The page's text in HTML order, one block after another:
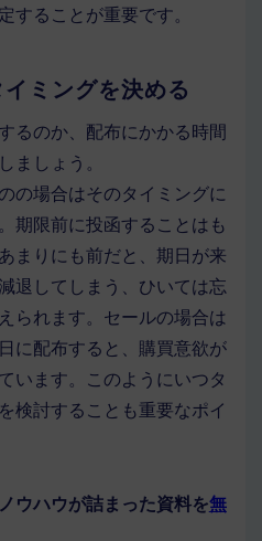
することが重要です。
ミングを決める
るのか、配布にかかる時間
ましょう。
の場合はそのタイミングに
期限前に投函することはも
まりにも前だと、期日が来
退してしまう、ひいては忘
られます。セールの場合は
に配布すると、購買意欲が
います。このようにいつタ
検討することも重要なポイ
ウハウが詰まった資料を無